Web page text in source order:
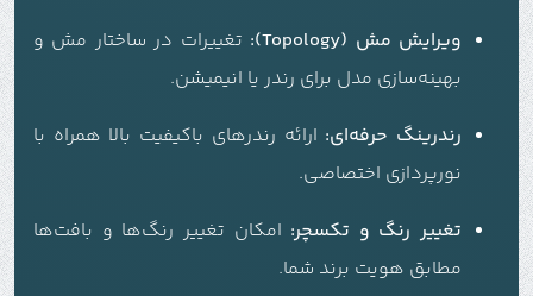
ویرایش مش (Topology):
تغییرات در ساختار مش و
بهینه‌سازی مدل برای رندر یا انیمیشن.
رندرینگ حرفه‌ای: ارائه رندرهای باکیفیت بالا همراه با
نورپردازی اختصاصی.
تغییر رنگ و تکسچر: امکان تغییر رنگ‌ها و بافت‌ها
مطابق هویت برند شما.